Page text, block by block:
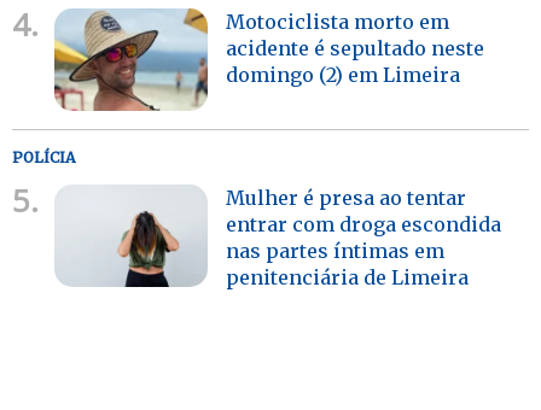
4.
Motociclista morto em
acidente é sepultado neste
domingo (2) em Limeira
POLÍCIA
5.
Mulher é presa ao tentar
entrar com droga escondida
nas partes íntimas em
penitenciária de Limeira